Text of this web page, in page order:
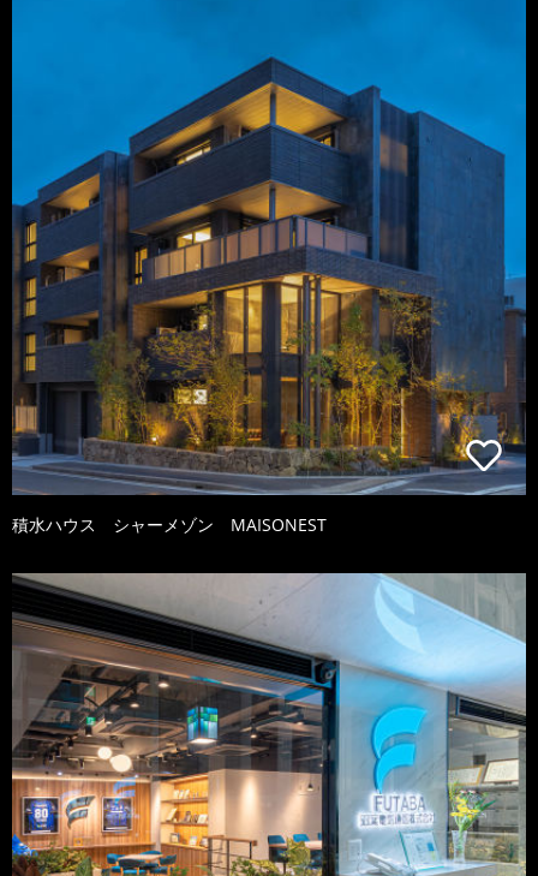
積水ハウス シャーメゾン MAISONEST